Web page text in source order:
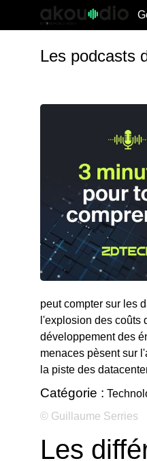
Les podcasts
peut compter sur les
l'explosion des coûts
développement des
menaces pèsent sur
la piste des
Catégorie :
© Guillaume Serries
Les